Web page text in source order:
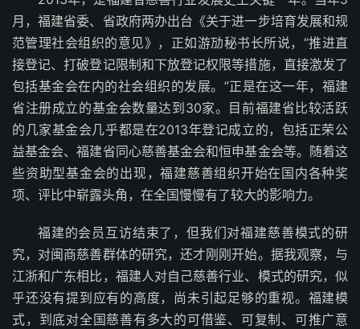
月，福建省委、省政府两办出台《关于进一步培育发展和规
范管理社会组织的意见》，正如游劢秘书长所说，“推进直
接登记、打破登记限制和下放登记权限等措施，直接激发了
包括基金会在内的社会组织的发展。”正是在这一年，福建
省注册成立的基金会数量达到30家。目前福建省比较活跃
的几家基金会几乎都是在2013年登记成立的，包括正荣公
益基金会、福建省同心慈善基金会和恒申基金会等。随着这
些资助型基金会的出现，福建慈善组织开始在国内各种奖
项、评比中崭露头角，在全国慢慢有了较大的影响力。
福建的会员互访结束了，但我们对福建慈善模式的研
究，对闽商慈善群体的研究，还才刚刚开始。据我观察，与
江浙和广东相比，福建人对自己慈善行业、模式的研究，似
乎还没有提到应有的高度，尚未引起足够的重视。福建模
式，到底对全国慈善有多大的可借鉴、可复制、可推广意